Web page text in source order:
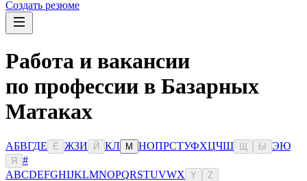
Создать резюме
Работа и вакансии
по профессии в Базарных
Матаках
АБВГДЕ Ё ЖЗИ Й КЛ М НОПРСТУФХЦЧШ Ы ЭЮ
Я
#
ABCDEFGHIJKLMNOPQRSTUVWX Y Z